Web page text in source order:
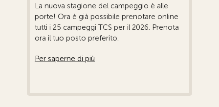
La nuova stagione del campeggio è alle
porte! Ora è già possibile prenotare online
tutti i 25 campeggi TCS per il 2026. Prenota
ora il tuo posto preferito.
Per saperne di più